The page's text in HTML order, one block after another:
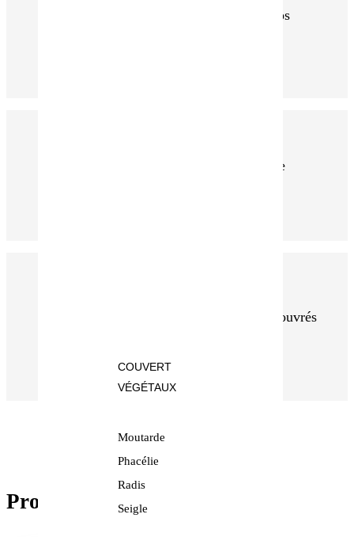
COUVERT
VÉGÉTAUX
Moutarde
Phacélie
Radis
Seigle
Certifiée Biologique, Télécharger nos
Paiement sécurisé, par notre système
Commandes expédiés en 48h Jours ouvrés
Produits similaires